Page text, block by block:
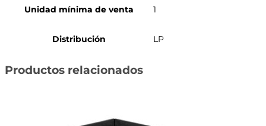
Unidad mínima de venta 1
Distribución LP
Productos relacionados